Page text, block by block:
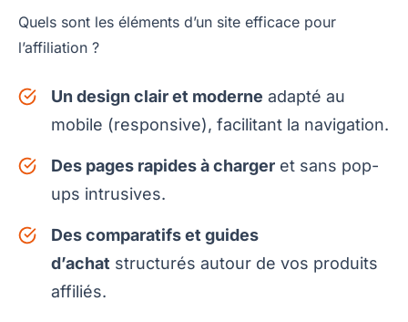
Quels sont les éléments d’un site efficace pour
l’affiliation ?
Un design clair et moderne adapté au
mobile (responsive), facilitant la navigation.
Des pages rapides à charger et sans pop-
ups intrusives.
Des comparatifs et guides
d’achat structurés autour de vos produits
affiliés.